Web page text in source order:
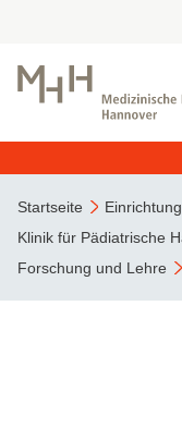
Startseite
Klinik für Pädiatrische
Forschung und Lehre